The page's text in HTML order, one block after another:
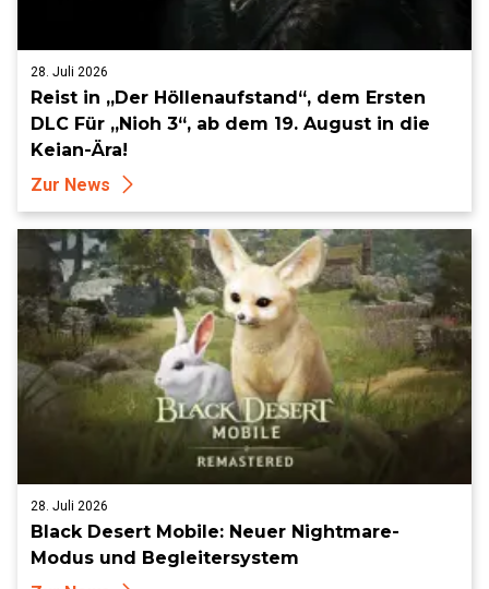
28. Juli 2026
Reist in „Der Höllenaufstand“, dem Ersten
DLC Für „Nioh 3“, ab dem 19. August in die
Keian-Ära!
Zur News
28. Juli 2026
Black Desert Mobile: Neuer Nightmare-
Modus und Begleitersystem